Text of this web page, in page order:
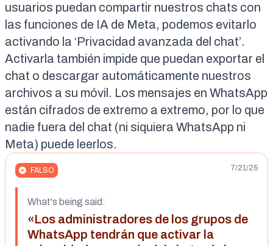
usuarios puedan compartir nuestros chats con
las funciones de IA de Meta, podemos evitarlo
activando la ‘Privacidad avanzada del chat’.
Activarla también impide que puedan exportar el
chat o descargar automáticamente nuestros
archivos a su móvil. Los mensajes en WhatsApp
están cifrados de extremo a extremo, por lo que
nadie fuera del chat (ni siquiera WhatsApp ni
Meta) puede leerlos.
FALSO 7/21/25
What's being said:
«Los administradores de los grupos de
WhatsApp tendrán que activar la